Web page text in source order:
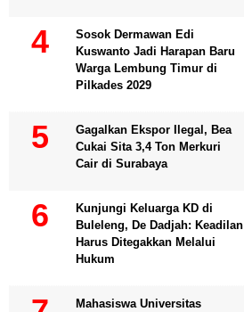
Sosok Dermawan Edi
Kuswanto Jadi Harapan Baru
Warga Lembung Timur di
Pilkades 2029
Gagalkan Ekspor Ilegal, Bea
Cukai Sita 3,4 Ton Merkuri
Cair di Surabaya
Kunjungi Keluarga KD di
Buleleng, De Dadjah: Keadilan
Harus Ditegakkan Melalui
Hukum
Mahasiswa Universitas